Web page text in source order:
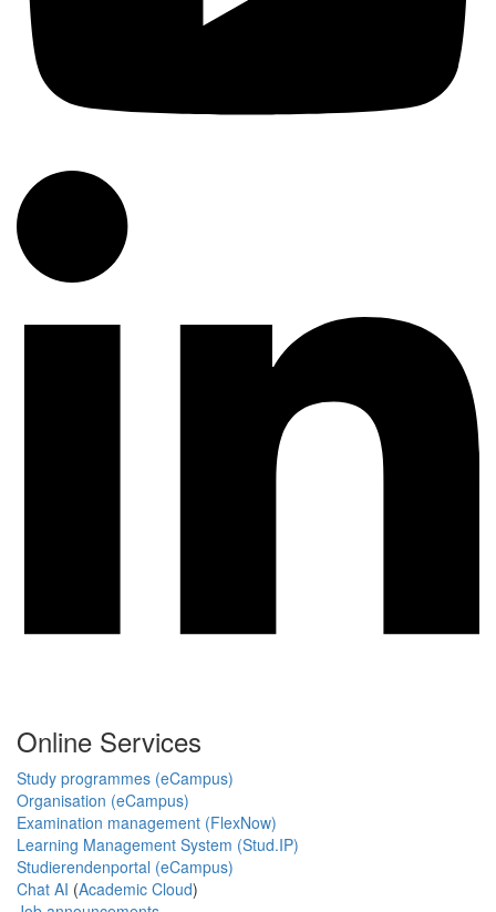
Online Services
Study programmes (eCampus)
Organisation (eCampus)
Examination management (FlexNow)
Learning Management System (Stud.IP)
Studierendenportal (eCampus)
Chat AI (Academic Cloud)